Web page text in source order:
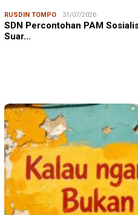
RUSDIN TOMPO 31/07/2026
SDN Percontohan PAM
Suar…